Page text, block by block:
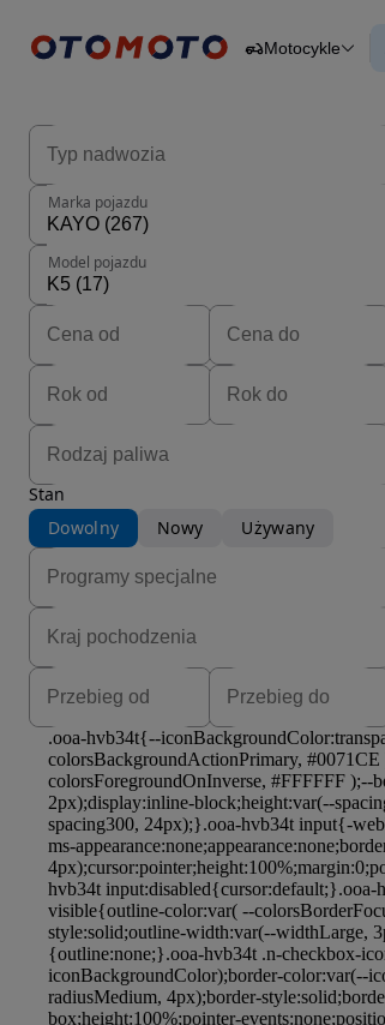
Osobowe
Motocykle
Marka pojazdu
Model pojazdu
Stan
Dowolny
Nowy Używany